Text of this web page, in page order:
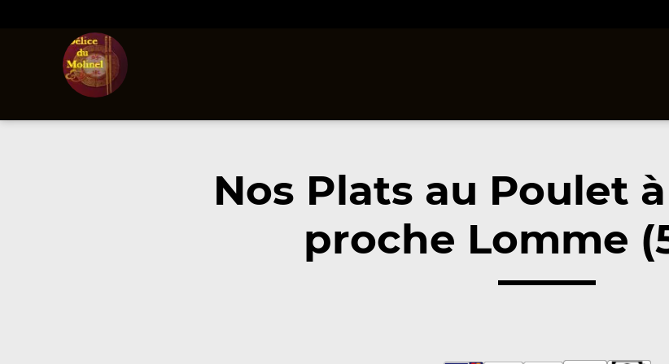
Nos Plats au Poulet
proche Lomme